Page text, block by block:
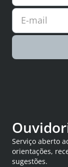
E-mail
Serviço aberto
orientações,
sugestões.